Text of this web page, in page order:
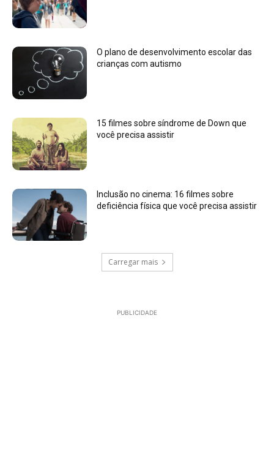
O plano de desenvolvimento escolar das
crianças com autismo
15 filmes sobre síndrome de Down que
você precisa assistir
Inclusão no cinema: 16 filmes sobre
deficiência física que você precisa assistir
Carregar mais
PUBLICIDADE